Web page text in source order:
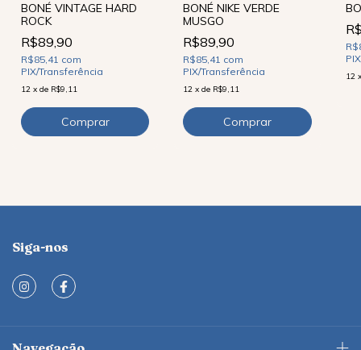
BONÉ VINTAGE HARD
ROCK
R$89,90
R$85,41 com
PIX/Transferência
12 x de R$9,11
BONÉ NIKE VERDE
MUSGO
R$89,90
R$85,41 com
PIX/Transferência
12 xde R$9,11
12
Siga-nos